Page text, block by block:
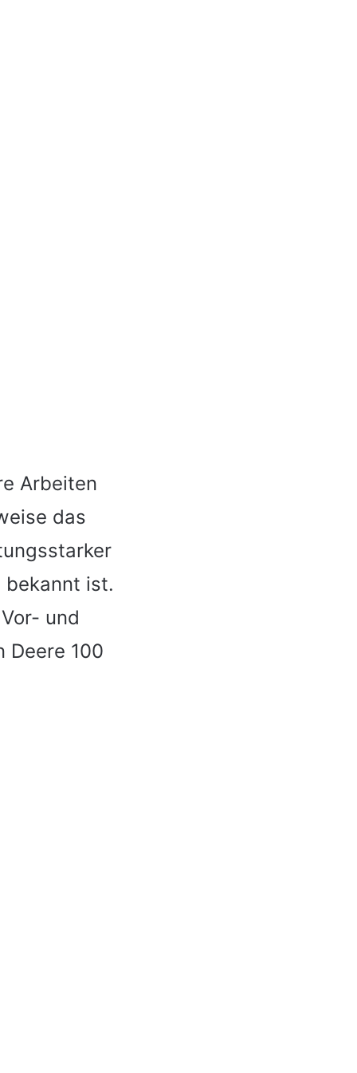
Arbeiten
das
bekannt ist.
und
Deere 100